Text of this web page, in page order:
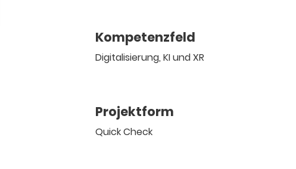
Kompetenzfeld
Digitalisierung, KI und XR
Projektform
Quick Check